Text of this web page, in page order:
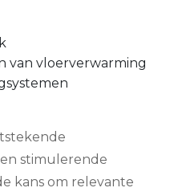
van vloerverwarming
stimulerende
kans om relevante